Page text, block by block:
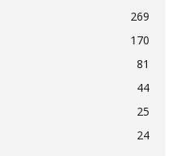
269
170
81
44
25
24